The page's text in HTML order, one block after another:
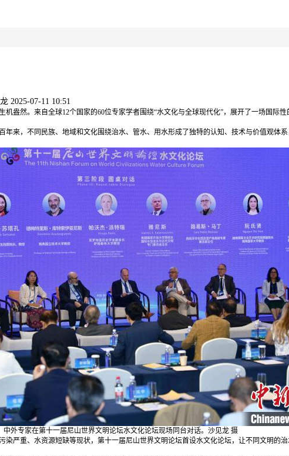
2025-07-11 10:51
机盎然。来自全球12个国家的60位专家学者围绕“水文化与全球现代化”，展开了一场国际性
来，不同民族、地域和文化围绕治水、管水、用水形成了独特的认知、技术与价值观体系
专家在第十一届尼山世界文明论坛水文化论坛现场同台对话。沙见龙 摄
严重、水资源短缺等现状，第十一届尼山世界文明论坛首设水文化论坛，让不同文明的治